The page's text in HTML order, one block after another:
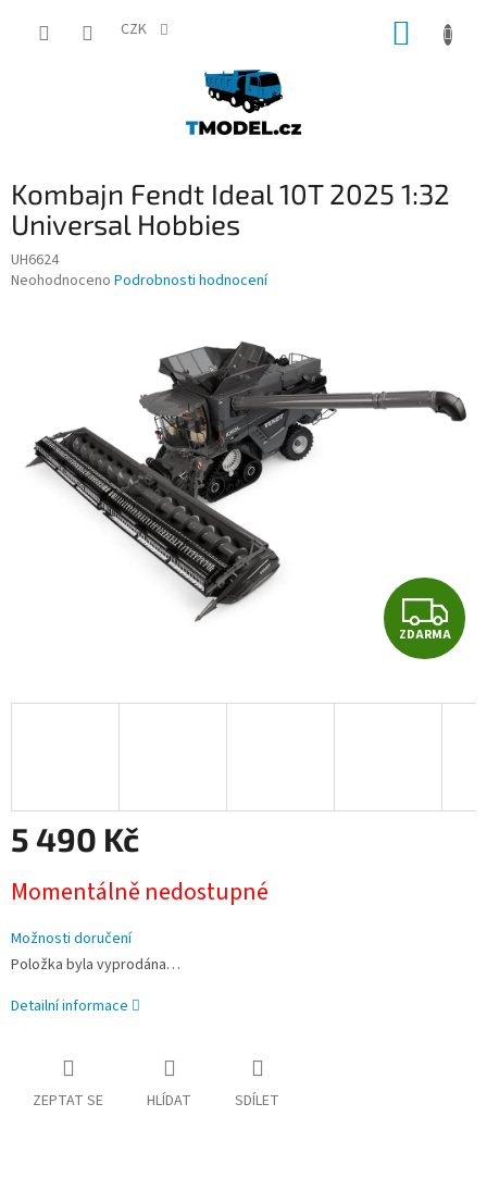
CZK
Kombajn Fendt Ideal 10T 2025 1:32
Universal Hobbies
UH6624
Průměrné
hvězdiček.
Neohodnoceno Podrobnosti hodnocení
Z
D
A
ZDARMA
5 490 Kč
cena:
Momentálně nedostupné
Možnosti doručení
Položka byla vyprodána…
Detailní informace
ZEPTAT SE HLÍDAT SDÍLET